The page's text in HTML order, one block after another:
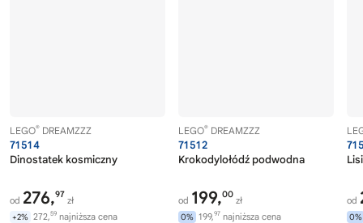
LEGO® DREAMZZZ
71514
Dinostatek kosmiczny
od 276,97
zł
+2% 272,59 najniższa cena
LEGO® DREAMZZZ
71512
Krokodylołódź podwodna
od 199,00
zł
0% 199,97 najniższa cena
od
0%